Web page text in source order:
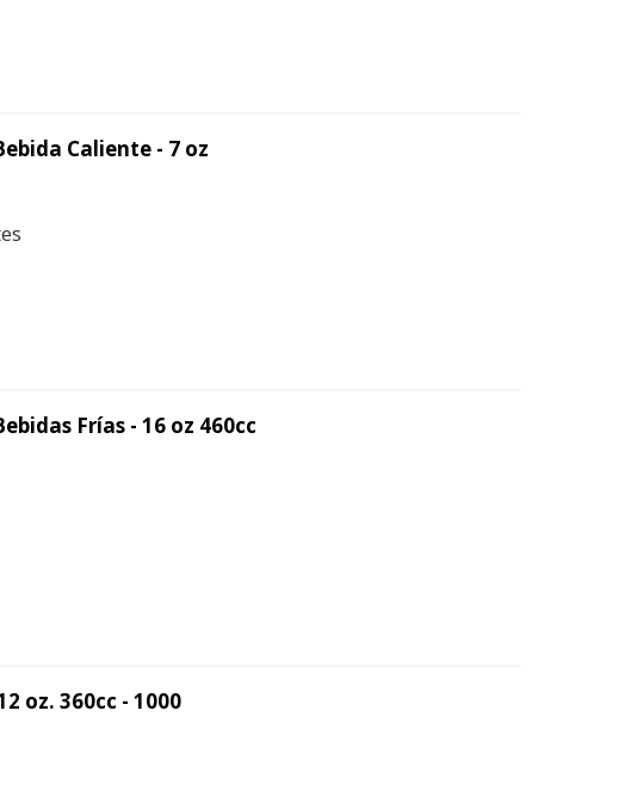
Caliente - 7 oz
Frías - 16 oz 460cc
oz. 360cc - 1000